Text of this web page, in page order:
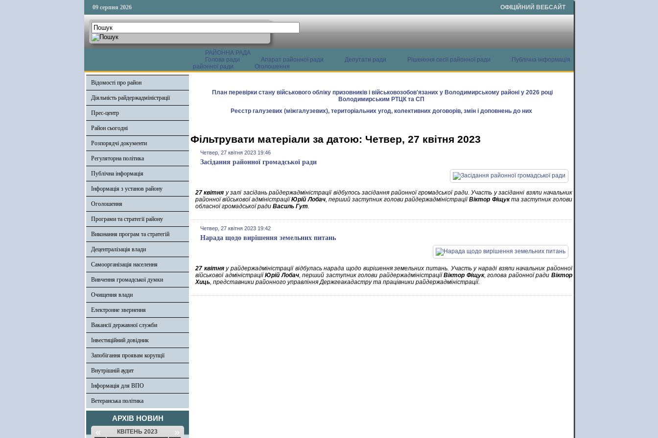
09 серпня 2026 ОФІЦІЙНИЙ ВЕБСАЙТ
РАЙОННА РАДА
Голова ради
Апарат районної ради Депутати ради Рішенння сесії районної ради
Публічна інформація
районної ради
Оголошення
Відомості про район
Діяльність райдержадміністрації
Прес-центр
Район сьогодні
Розпорядчі документи
Регуляторна політика
Публічна інформація
Інформація з установ району
Оголошення
Програми та стратегії району
Виконання програм та стратегій
Децентралізація влади
Самоорганізація населення
Вивчення громадської думки
Очищення влади
Електронне звернення
Вакансії державної служби
Інвестиційний довідник
Запобігання проявам корупції
Внутрішній аудит
Інформація для ВПО
Ветеранська політика
АРХІВ НОВИН
« КВІТЕНЬ 2023 »
План перевірки стану військового обліку призовників і військовозобов'язаних у Володимирському районі у 2026 році
Володимирським РТЦК та СП
Реєстр галузевих (міжгалузевих), територіальних угод, колективних договорів, змін і доповнень до них
Фільтрувати матеріали за датою: Четвер, 27 квітня 2023
Четвер, 27 квітня 2023 19:46
Засідання районної громадської ради
27 квітня у залі засідань райдержадміністрації відбулось засідання районної громадської ради. Участь у засіданні взяли начальник
районної військової адміністраціїЮрій Лобач, перший заступник голови райдержадміністраціїВіктор Фіщукта заступник голови
обласної громадської ради Василь Гут.
Четвер, 27 квітня 2023 19:42
Нарада щодо вирішення земельних питань
27 квітняу райдержадміністрації відбулась нарада щодо вирішення земельних питань. Участь у нараді взяли начальник районної
військової адміністраціїЮрій Лобач, перший заступник голови райдержадміністраціїВіктор Фіщук, голова районної радиВіктор
Хиць, представники районного управління Держгеакадастру та працівники райдержадміністрації.